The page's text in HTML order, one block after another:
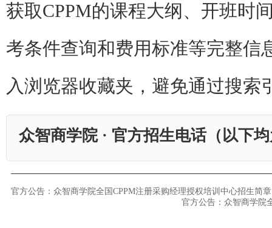
获取CPPM的课程大纲、开班时
考条件查询和费用标准等完整信
入浏览器收藏夹，避免通过搜索
众智商学院 · 官方招生电话（以下
官方公告：众智商学院全国CPPM注册采购经理授权培训中心招生简章
官方公告：众智商学院